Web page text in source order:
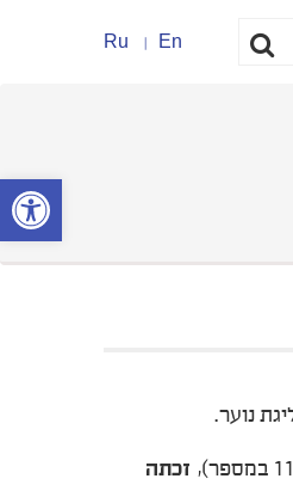
פתח סרגל
En
Ru
זכתה